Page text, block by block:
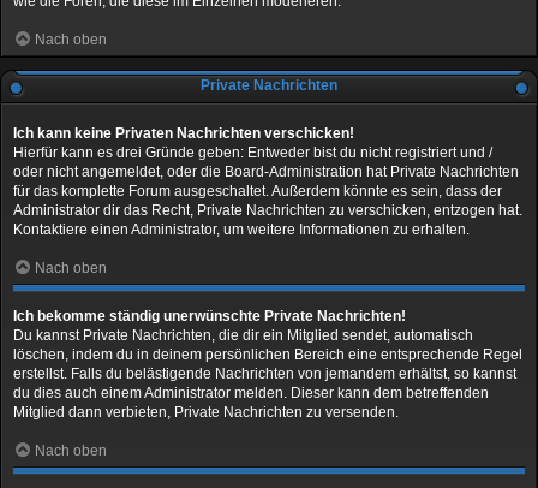
Nach oben
Private Nachrichten
Ich kann keine Privaten Nachrichten verschicken!
Hierfür kann es drei Gründe geben: Entweder bist du nicht registriert und /
oder nicht angemeldet, oder die Board-Administration hat Private Nachrichten
für das komplette Forum ausgeschaltet. Außerdem könnte es sein, dass der
Administrator dir das Recht, Private Nachrichten zu verschicken, entzogen hat.
Kontaktiere einen Administrator, um weitere Informationen zu erhalten.
Nach oben
Ich bekomme ständig unerwünschte Private Nachrichten!
Du kannst Private Nachrichten, die dir ein Mitglied sendet, automatisch
löschen, indem du in deinem persönlichen Bereich eine entsprechende Regel
erstellst. Falls du belästigende Nachrichten von jemandem erhältst, so kannst
du dies auch einem Administrator melden. Dieser kann dem betreffenden
Mitglied dann verbieten, Private Nachrichten zu versenden.
Nach oben